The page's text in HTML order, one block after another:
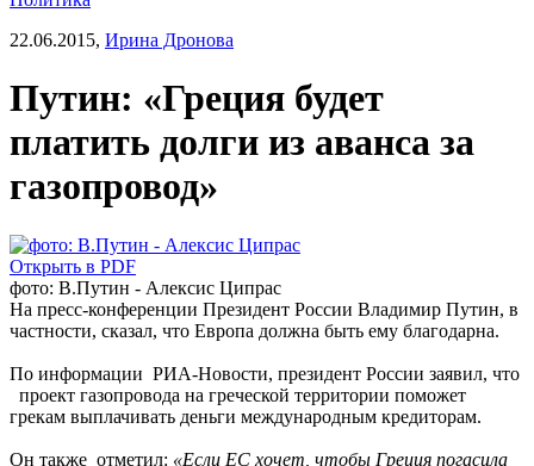
22.06.2015, Ирина Дронова
Путин: «Греция будет
платить долги из аванса за
газопровод»
Открыть в PDF
фото: В.Путин - Алексис Ципрас
На пресс-конференции Президент России Владимир Путин, в
частности, сказал, что Европа должна быть ему благодарна.
По информации РИА-Новости, президент России заявил, что
проект газопровода на греческой территории поможет
грекам выплачивать деньги международным кредиторам.
Он также отметил: «Если ЕС хочет, чтобы Греция погасила